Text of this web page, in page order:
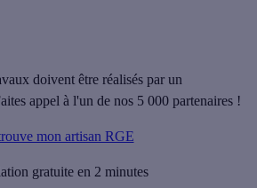
doivent être réalisés par un
appel à l'un de nos 5 000 partenaires !
mon artisan RGE
gratuite en 2 minutes